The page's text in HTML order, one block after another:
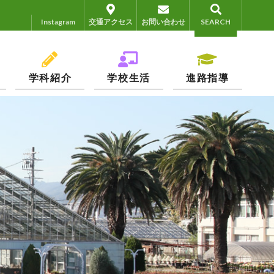
Instagram 交通アクセス お問い合わせ SEARCH
学科紹介 学校生活 進路指導
Instagram